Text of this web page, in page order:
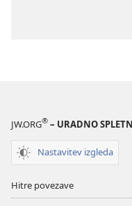
JW.ORG® – URADNO
Nastavitev izgleda
Hitre povezave